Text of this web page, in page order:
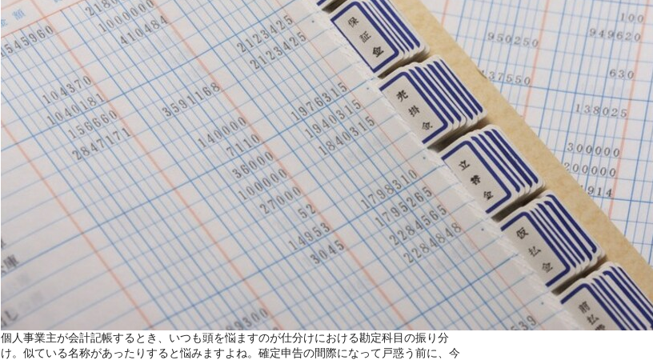
個人事業主が会計記帳するとき、いつも頭を悩ますのが仕分けにおける勘定科目の振り分
け。似ている名称があったりすると悩みますよね。確定申告の間際になって戸惑う前に、今